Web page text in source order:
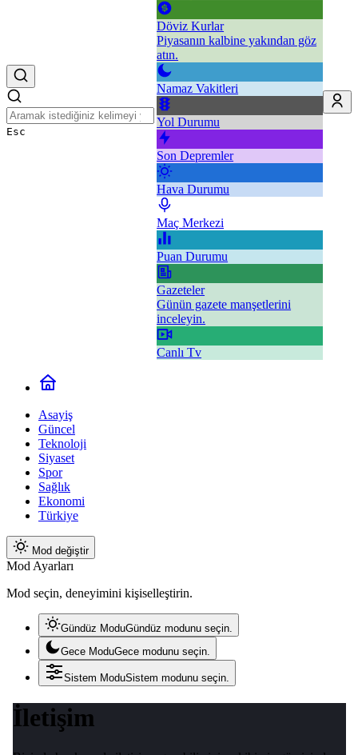
Esc
Döviz Kurlar
Piyasanın kalbine yakından göz
atın.
Namaz Vakitleri
Yol Durumu
Son Depremler
Hava Durumu
Maç Merkezi
Puan Durumu
Gazeteler
Günün gazete manşetlerini
inceleyin.
Canlı Tv
Asayiş
Güncel
Teknoloji
Siyaset
Spor
Sağlık
Ekonomi
Türkiye
Mod değiştir
Mod Ayarları
Mod seçin, deneyimini kişiselleştirin.
Gündüz ModuGündüz modunu seçin.
Gece ModuGece modunu seçin.
Sistem ModuSistem modunu seçin.
İletişim